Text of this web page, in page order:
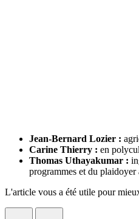
Jean-Bernard Lozier :
Carine Thierry : en
Thomas Uthayakumar :
programmes et du
L'article vous a été utile pour